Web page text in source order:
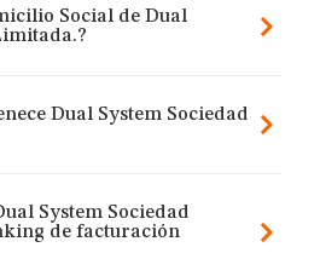
Social de Dual
Dual System Sociedad
System Sociedad
de facturación